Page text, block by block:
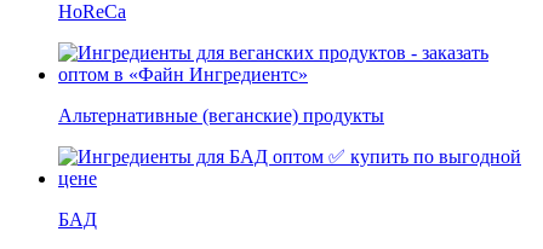
HoReCa
Альтернативные (веганские) продукты
БАД